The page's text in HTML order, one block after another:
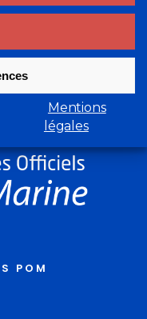
Mentions
légales
POM